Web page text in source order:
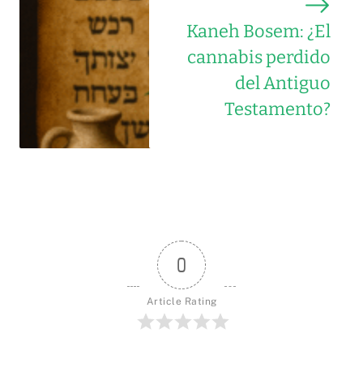
Kaneh Bosem: ¿El
cannabis perdido
del Antiguo
Testamento?
0
Article Rating